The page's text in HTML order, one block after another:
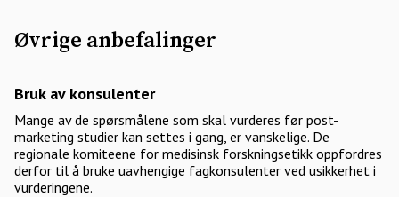
Øvrige anbefalinger
Bruk av konsulenter
Mange av de spørsmålene som skal vurderes før post-
marketing studier kan settes i gang, er vanskelige. De
regionale komiteene for medisinsk forskningsetikk oppfordres
derfor til å bruke uavhengige fagkonsulenter ved usikkerhet i
vurderingene.